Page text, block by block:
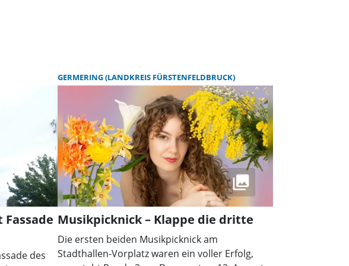
des
GERMERING (LANDKREIS FÜRSTENFELDBRUCK)
Musikpicknick – Klappe die dritte
Die ersten beiden Musikpicknick am
Stadthallen-Vorplatz waren ein voller Erfolg,